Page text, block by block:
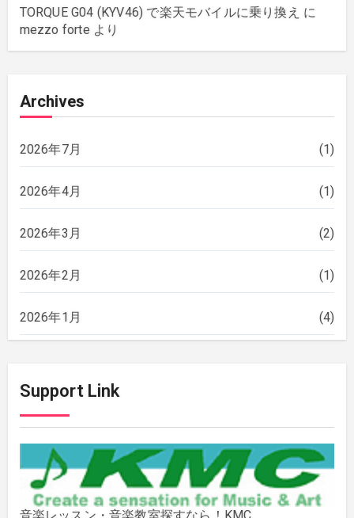
TORQUE G04 (KYV46) で楽天モバイルに乗り換え に
mezzo forteより
Archives
2026年7月 (1)
2026年4月 (1)
2026年3月 (2)
2026年2月 (1)
2026年1月 (4)
2025年11月
2025年10月 (2)
2025年9月 (3)
Support Link